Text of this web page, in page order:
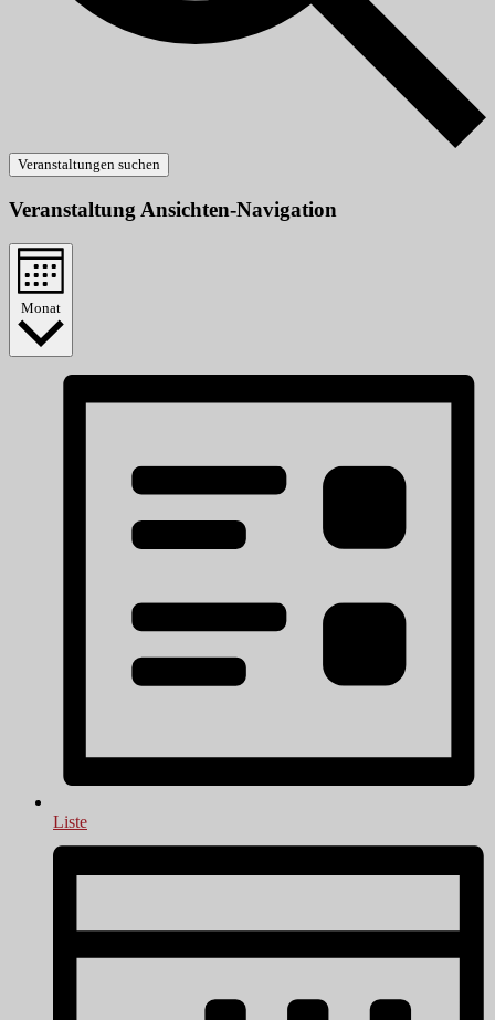
Veranstaltungen suchen
Veranstaltung Ansichten-Navigation
Monat
Liste